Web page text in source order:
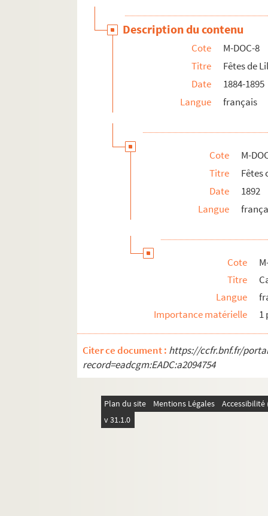
M-DOC-8-7-35. Délibération de la
M-DOC-8-7-36. Délibération de la
M-DOC-8-7-37. Programme
M-DOC-8-7-38. "Le Progrès du
M-DOC-8-7-39. "La Vaclette" :
M-DOC-9. Fêtes de Lille (1896-1895)
M-DOC-10. Fêtes dans la région - jusque
M-DOC-11. Fêtes dans la région - à partir
M-DOC-12. Fêtes dans la région (1885 -
Description du contenu
Cote
M-DOC-8
Titre
Fêtes de
Date
1884-1895
Langue
français
Cote
M-
Titre
Fêtes
Date
1892
Langue
Cote
Titre
Langue
Importance matérielle
1
Citer ce document : https://ccfr.bnf.fr/
record=eadcgm:EADC:a2094754
Plan du site Mentions Légales
v 31.1.0